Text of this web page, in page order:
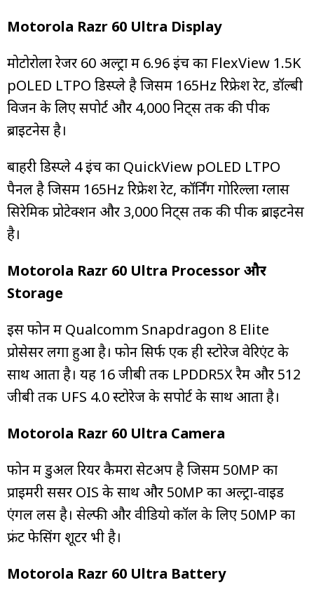
Motorola Razr 60 Ultra Display
मोटोरोला रेजर 60 अल्ट्रा में 6.96 इंच का FlexView 1.5K
pOLED LTPO डिस्प्ले है जिसमें 165Hz रिफ्रेश रेट, डॉल्बी
विजन के लिए सपोर्ट और 4,000 निट्स तक की पीक
ब्राइटनेस है।
बाहरी डिस्प्ले 4 इंच का QuickView pOLED LTPO
पैनल है जिसमें 165Hz रिफ्रेश रेट, कॉर्निंग गोरिल्ला ग्लास
सिरेमिक प्रोटेक्शन और 3,000 निट्स तक की पीक ब्राइटनेस
है।
Motorola Razr 60 Ultra Processor और
Storage
इस फोन में Qualcomm Snapdragon 8 Elite
प्रोसेसर लगा हुआ है। फोन सिर्फ एक ही स्टोरेज वेरिएंट के
साथ आता है। यह 16 जीबी तक LPDDR5X रैम और 512
जीबी तक UFS 4.0 स्टोरेज के सपोर्ट के साथ आता है।
Motorola Razr 60 Ultra Camera
फोन में डुअल रियर कैमरा सेटअप है जिसमें 50MP का
प्राइमरी सेंसर OIS के साथ और 50MP का अल्ट्रा-वाइड
एंगल लेंस है। सेल्फी और वीडियो कॉल के लिए 50MP का
फ्रंट फेसिंग शूटर भी है।
Motorola Razr 60 Ultra Battery